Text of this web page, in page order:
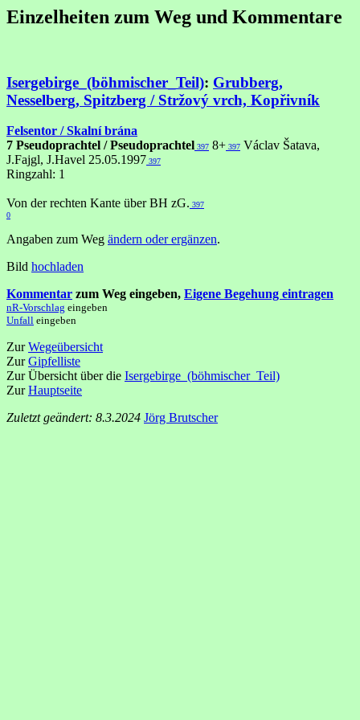
Einzelheiten zum Weg und Kommentare
Isergebirge_(böhmischer_Teil): Grubberg,
Nesselberg, Spitzberg / Stržový vrch, Kopřivník
Felsentor / Skalní brána
7 Pseudoprachtel / Pseudoprachtel 397 8+ 397 Václav Šatava,
J.Fajgl, J.Havel 25.05.1997 397
Ringzahl: 1
Von der rechten Kante über BH zG. 397
0
Angaben zum Weg ändern oder ergänzen.
Bild hochladen
Kommentar zum Weg eingeben, Eigene Begehung eintragen
nR-Vorschlag eingeben
Unfall eingeben
ZurWegeübersicht
ZurGipfelliste
Zur Übersicht über die Isergebirge_(böhmischer_Teil)
ZurHauptseite
Zuletzt geändert: 8.3.2024 Jörg Brutscher